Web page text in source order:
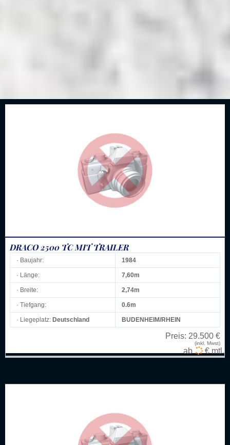
DRACO 2500 TC MIT TRAILER
· Baujahr: 1984
· Länge: 7,60m
· Breite: 2,74m
· Tiefgang: 0.6m
· Liegeplatz: Deutschland BUDENHEIM/RHEIN
Preis: 29.500 €
(inkl. Mwst)
ab € mtl.